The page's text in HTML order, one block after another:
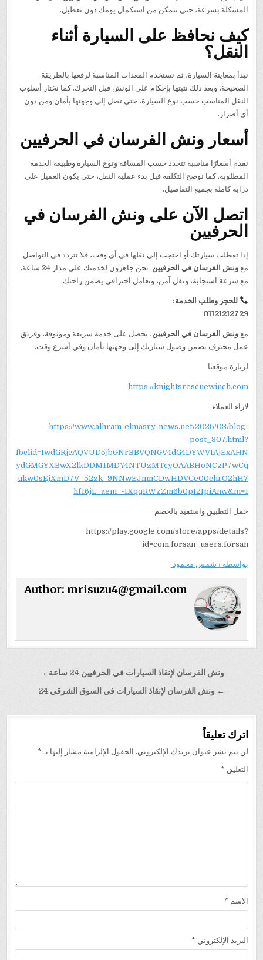
المشكلة بسرعة، حتى تتمكن من استكمال يومك دون تعطيل.
كيف نحافظ على السيارة أثناء
النقل؟
نبدأ بمعاينة السيارة، ثم نستخدم المعدات المناسبة لرفعها بالطريقة
الصحيحة، وبعد ذلك نثبتها بإحكام على الونش قبل التحرك. كما نختار أسلوب
النقل المناسب حسب نوع السيارة، حتى تصل إلى وجهتها بأمان ومن دون
أي أضرار.
أسعار ونش الفرسان في الحرفيين
نقدم أسعارًا مناسبة تتحدد حسب المسافة ونوع السيارة وطبيعة الخدمة
المطلوبة. كما نوضح التكلفة قبل بدء عملية النقل، حتى يكون العميل على
دراية كاملة بجميع التفاصيل.
اتصل الآن على ونش الفرسان في
الحرفيين
إذا تعطلت سيارتك أو احتجت إلى نقلها في أي وقت، فلا تتردد في التواصل
معونش الفرسان في الحرفيين
. نحن جاهزون لخدمتك على مدار 24 ساعة،
مع سرعة استجابة، ونقل آمن، وتعامل احترافي يضمن راحتك.
للحجز وطلب الخدمة:
01121212729
معونش الفرسان في الحرفيين، تحصل على خدمة سريعة وموثوقة، وفريق
عمل محترف يضمن وصول سيارتك إلى وجهتها بأمان وفي أسرع وقت.
لزيارة موقعنا
https://knightsrescuewinch.com
لاراء العملاء
https://www.alhram-elmasry-news.net/2026/03/blog-
post_307.html?
fbclid=IwdGRjcAQVUD5jbGNrBBVQNGV4dG4DYWVtAjExAHN
ydGMGYXBwX2lkDDM1MDY4NTUzMTcyOAABHoNCzP7wCq
ukw0sEjXmD7V_52zk_9NNwEJnmCDwHDVCe00chrO2hH7
hf16jL_aem_-IXqqRWzZm6b0pI2IpiAnw&m=1
حمل التطبيق واستفيد بالخصم
https://play.google.com/store/apps/details?
id=com.forsan_users.forsan
بواسطه / شمس محمود
Author: mrisuzu4@gmail.com
تصفّح
المقالات
ونش الفرسان لإنقاذ السيارات في الحرفيين 24 ساعة →
← ونش الفرسان لإنقاذ السيارات في السوق الشرقي 24
اترك تعليقاً
لن يتم نشر عنوان بريدك الإلكتروني. الحقول الإلزامية مشار إليها بـ *
التعليق *
الاسم *
البريد الإلكتروني *